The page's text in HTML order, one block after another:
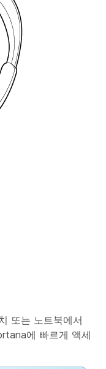
또는 노트북에서
에 빠르게 액세